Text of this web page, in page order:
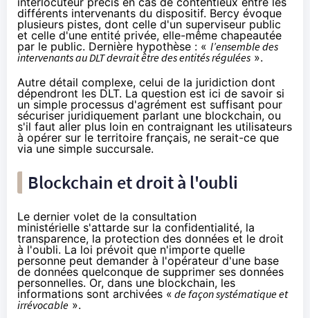
différents intervenants du dispositif. Bercy évoque
plusieurs pistes, dont celle d'un superviseur public
et celle d'une entité privée, elle-même chapeautée
par le public. Dernière hypothèse : « l’ensemble des
intervenants au DLT devrait être des entités régulées ».
Autre détail complexe, celui de la juridiction dont
dépendront les DLT. La question est ici de savoir si
un simple processus d'agrément est suffisant pour
sécuriser juridiquement parlant une blockchain, ou
s'il faut aller plus loin en contraignant les utilisateurs
à opérer sur le territoire français, ne serait-ce que
via une simple succursale.
Blockchain et droit à l'oubli
Le dernier volet de la consultation
ministérielle s'attarde sur la confidentialité, la
transparence, la protection des données et le droit
à l'oubli. La loi prévoit que n'importe quelle
personne peut demander à l'opérateur d'une base
de données quelconque de supprimer ses données
personnelles. Or, dans une blockchain, les
informations sont archivées « de façon systématique et
irrévocable ».